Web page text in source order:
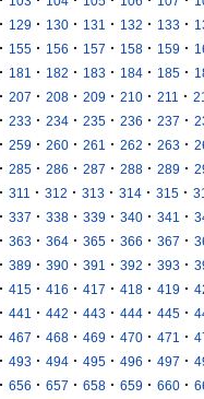
· 129 · 130 · 131 · 132 · 133 ·
· 155 · 156 · 157 · 158 · 159 ·
· 181 · 182 · 183 · 184 · 185 ·
· 207 · 208 · 209 · 210 · 211 ·
· 233 · 234 · 235 · 236 · 237 ·
· 259 · 260 · 261 · 262 · 263 ·
· 285 · 286 · 287 · 288 · 289 ·
· 311 · 312 · 313 · 314 · 315 ·
· 337 · 338 · 339 · 340 · 341 ·
· 363 · 364 · 365 · 366 · 367 ·
· 389 · 390 · 391 · 392 · 393 ·
· 415 · 416 · 417 · 418 · 419 ·
· 441 · 442 · 443 · 444 · 445 ·
· 467 · 468 · 469 · 470 · 471 ·
· 493 · 494 · 495 · 496 · 497 ·
· 656 · 657 · 658 · 659 · 660 ·